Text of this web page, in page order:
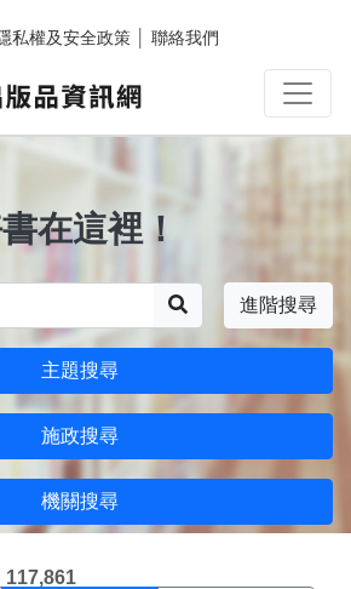
私權及安全政策 聯絡我們
在這裡！
進階搜尋
主題搜尋
施政搜尋
機關搜尋
117,861果頁面